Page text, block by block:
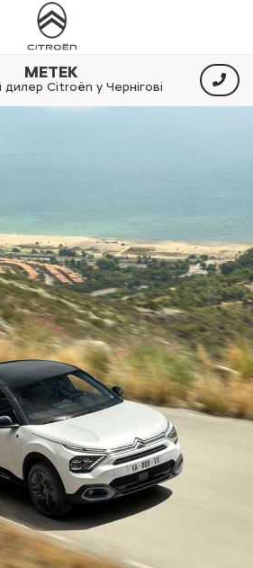
МЕТЕК
дилер Citroën у Чернігові